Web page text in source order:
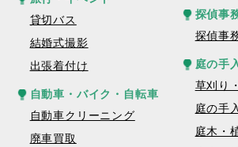
貸切バス
結婚式撮影
出張着付け
自動車・バイク・自転車
自動車クリーニング
廃車買取
探偵事
探偵事
庭の手
草刈り
庭の手
庭木・